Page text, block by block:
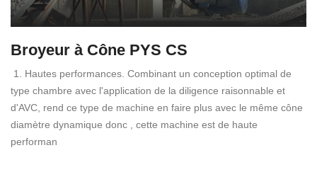
Broyeur à Cône PYS CS
1. Hautes performances. Combinant un conception optimal de
type chambre avec l'application de la diligence raisonnable et
d'AVC, rend ce type de machine en faire plus avec le même cône
diamètre dynamique donc , cette machine est de haute
performan